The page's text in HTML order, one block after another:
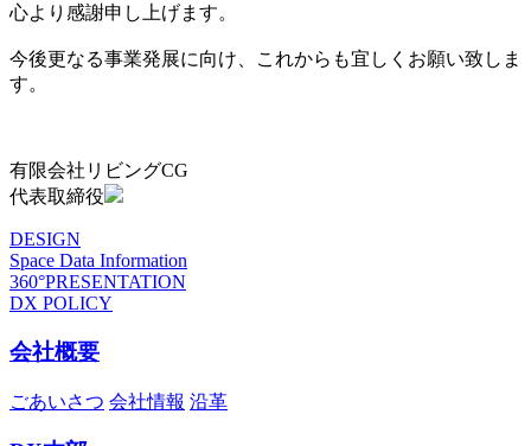
心より感謝申し上げます。
今後更なる事業発展に向け、これからも宜しくお願い致しま
す。
有限会社リビングCG
代表取締役
DESIGN
Space Data Information
360°PRESENTATION
DX POLICY
会社概要
ごあいさつ 会社情報 沿革